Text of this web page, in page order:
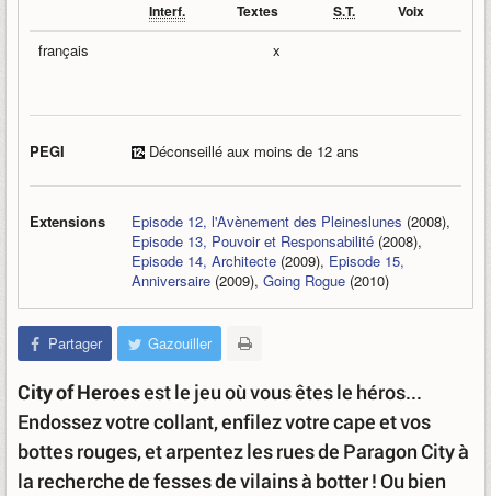
Interf. Textes S.T. Voix
français x
PEGI Déconseillé aux moins de 12 ans
Extensions Episode 12, l'Avènement des Pleineslunes (2008),
Episode 13, Pouvoir et Responsabilité (2008),
Episode 14, Architecte (2009), Episode 15,
Anniversaire (2009), Going Rogue (2010)
Partager Gazouiller
City of Heroesest le jeu où vous êtes le héros...
Endossez votre collant, enfilez votre cape et vos
bottes rouges, et arpentez les rues de Paragon City à
la recherche de fesses de vilains à botter ! Ou bien